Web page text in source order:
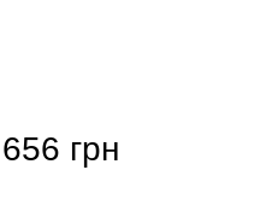
656 грн